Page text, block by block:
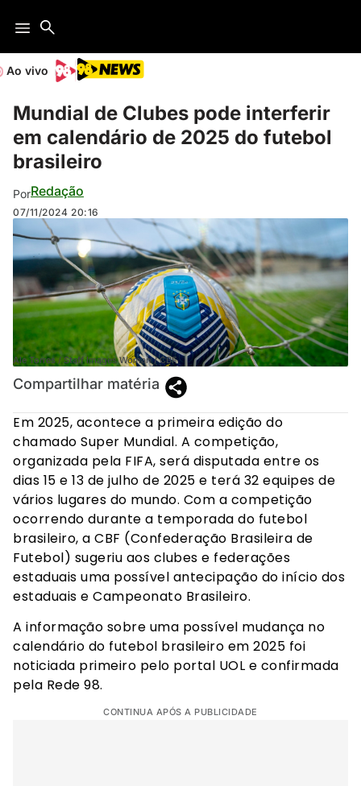
Ao vivo
Mundial de Clubes pode interferir
em calendário de 2025 do futebol
brasileiro
PorRedação
07/11/2024 20:16
Ale Torres / Staff Images Woman / CBF
Compartilhar matéria
Em 2025, acontece a primeira edição do
chamado Super Mundial. A competição,
organizada pela FIFA, será disputada entre os
dias 15 e 13 de julho de 2025 e terá 32 equipes de
vários lugares do mundo. Com a competição
ocorrendo durante a temporada do futebol
brasileiro, a CBF (Confederação Brasileira de
Futebol) sugeriu aos clubes e federações
estaduais uma possível antecipação do início dos
estaduais e Campeonato Brasileiro.
A informação sobre uma possível mudança no
calendário do futebol brasileiro em 2025 foi
noticiada primeiro pelo portal UOL e confirmada
pela Rede 98.
CONTINUA APÓS A PUBLICIDADE